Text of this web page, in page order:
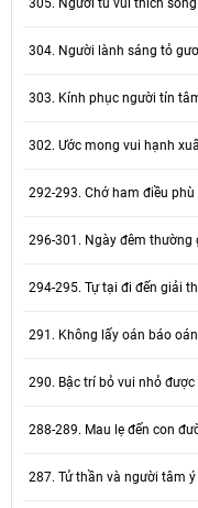
305. Người tu vui thích
304. Người lành sáng tỏ
303. Kính phục người tín
302. Ước mong vui hạnh
292-293. Chớ ham điều phù
296-301. Ngày đêm thường
294-295. Tự tại đi đến giải
291. Không lấy oán báo oán
290. Bậc trí bỏ vui nhỏ được
288-289. Mau lẹ đến con
287. Tử thần và người tâm